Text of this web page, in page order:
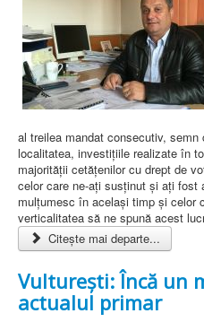
al treilea mandat consecutiv,
localitatea, investițiile realizate în
majorității cetățenilor cu drept de
celor care ne-ați susținut și ați fost
mulțumesc în același timp și celor
verticalitatea să ne spună acest
Citește mai departe...
Vulturești: Încă un
actualul primar